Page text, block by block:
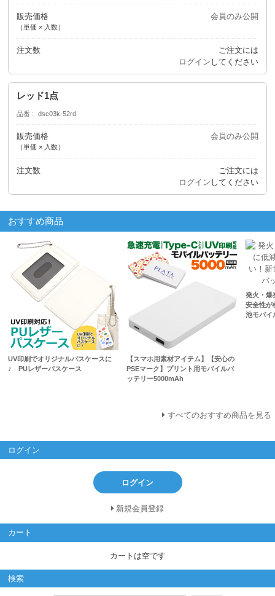
販売価格
（単価 × 入数）
会員のみ公開
注文数
ご注文には
ログイン してください
レッド1点
品番 dsc03k-52rd
販売価格
（単価 × 入数）
会員のみ公開
注文数
ご注文には
ログイン してください
おすすめ商品
UV印刷でオリジナルパスケースに
♪ PUレザーパスケース
【スマホ用素材アイテム】【安心の
PSEマーク】プリント用モバイルバ
ッテリー5000mAh
発火・爆
安全性が
池モバイ
すべてのおすすめ商品を見る
ログイン
ログイン
新規会員登録
カート
カートは空です
検索